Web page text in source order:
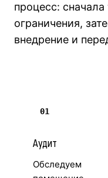
процесс:
ограничения,
внедрение и
01
Аудит
Обследуем